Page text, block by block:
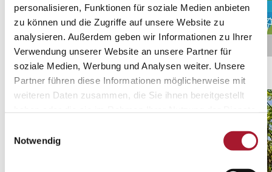
personalisieren, Funktionen für soziale Medien anbieten
zu können und die Zugriffe auf unsere Website zu
analysieren. Außerdem geben wir Informationen zu Ihrer
Verwendung unserer Website an unsere Partner für
soziale Medien, Werbung und Analysen weiter. Unsere
Partner führen diese Informationen möglicherweise mit
weiteren Daten zusammen, die Sie ihnen bereitgestellt
Notwendig
Ticino Ticket
Entdecken Sie alle Sonderangebote